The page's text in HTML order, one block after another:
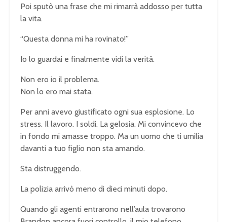
Poi sputò una frase che mi rimarrà addosso per tutta
la vita.
“Questa donna mi ha rovinato!”
Io lo guardai e finalmente vidi la verità.
Non ero io il problema.
Non lo ero mai stata.
Per anni avevo giustificato ogni sua esplosione. Lo
stress. Il lavoro. I soldi. La gelosia. Mi convincevo che
in fondo mi amasse troppo. Ma un uomo che ti umilia
davanti a tuo figlio non sta amando.
Sta distruggendo.
La polizia arrivò meno di dieci minuti dopo.
Quando gli agenti entrarono nell’aula trovarono